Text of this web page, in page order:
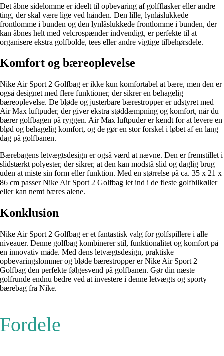
Det åbne sidelomme er ideelt til opbevaring af golfflasker eller andre
ting, der skal være lige ved hånden. Den lille, lynlåslukkede
frontlomme i bunden og den lynlåslukkede frontlomme i bunden, der
kan åbnes helt med velcrospænder indvendigt, er perfekte til at
organisere ekstra golfbolde, tees eller andre vigtige tilbehørsdele.
Komfort og bæreoplevelse
Nike Air Sport 2 Golfbag er ikke kun komfortabel at bære, men den er
også designet med flere funktioner, der sikrer en behagelig
bæreoplevelse. De bløde og justerbare bærestropper er udstyret med
Air Max luftpuder, der giver ekstra støddæmpning og komfort, når du
bærer golfbagen på ryggen. Air Max luftpuder er kendt for at levere en
blød og behagelig komfort, og de gør en stor forskel i løbet af en lang
dag på golfbanen.
Bærebagens letvægtsdesign er også værd at nævne. Den er fremstillet i
slidstærkt polyester, der sikrer, at den kan modstå slid og daglig brug
uden at miste sin form eller funktion. Med en størrelse på ca. 35 x 21 x
86 cm passer Nike Air Sport 2 Golfbag let ind i de fleste golfbilkøller
eller kan nemt bæres alene.
Konklusion
Nike Air Sport 2 Golfbag er et fantastisk valg for golfspillere i alle
niveauer. Denne golfbag kombinerer stil, funktionalitet og komfort på
en innovativ måde. Med dens letvægtsdesign, praktiske
opbevaringslommer og bløde bærestropper er Nike Air Sport 2
Golfbag den perfekte følgesvend på golfbanen. Gør din næste
golfrunde endnu bedre ved at investere i denne letvægts og sporty
bærebag fra Nike.
Fordele